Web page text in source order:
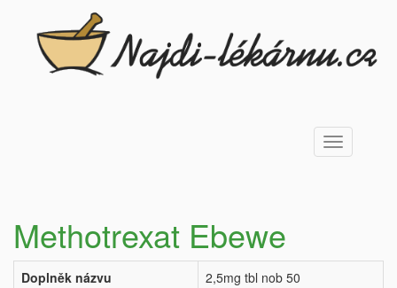
Toggle
navigation
Methotrexat Ebewe
Doplněk názvu
2,5mg tbl nob 50